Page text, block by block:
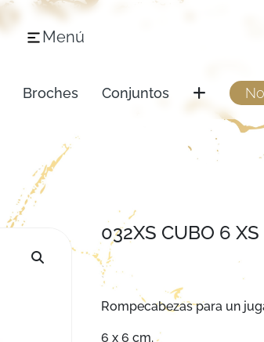
Menú
Broches Conjuntos
032XS CUBO 6 XS
Rompecabezas para un
6 x 6 cm.